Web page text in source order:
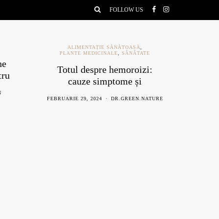
FOLLOW US
ALIMENTAȚIE SĂNĂTOASĂ
PLANTE MEDICINALE
,SĂNĂTATE
Totul despre hemoroizi:
cauze simptome și
FEBRUARIE 29, 2024 DR.GREEN.NATURE